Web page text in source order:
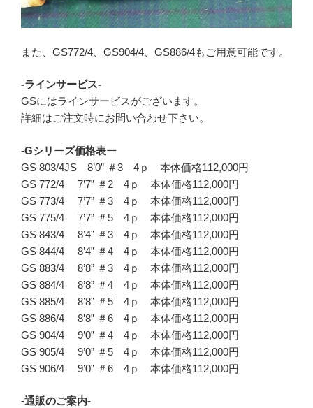
また、GS772/4、GS904/4、GS886/4もご用意可能です。
-ラインサービス-
GSにはラインサービスがございます。
詳細はご注文時にお問い合わせ下さい。
-Gシリーズ価格表ー
GS 803/4JS 8’0” ＃3 4ｐ 本体価格112,000円
GS 772/4 7’7” ＃2 4ｐ 本体価格112,000円
GS 773/4 7’7” ＃3 4ｐ 本体価格112,000円
GS 775/4 7’7” ＃5 4ｐ 本体価格112,000円
GS 843/4 8’4” ＃3 4ｐ 本体価格112,000円
GS 844/4 8’4” ＃4 4ｐ 本体価格112,000円
GS 883/4 8’8” ＃3 4ｐ 本体価格112,000円
GS 884/4 8’8” ＃4 4ｐ 本体価格112,000円
GS 885/4 8’8” ＃5 4ｐ 本体価格112,000円
GS 886/4 8’8” ＃6 4ｐ 本体価格112,000円
GS 904/4 9’0” ＃4 4ｐ 本体価格112,000円
GS 905/4 9’0” ＃5 4ｐ 本体価格112,000円
GS 906/4 9’0” ＃6 4ｐ 本体価格112,000円
-通販のご案内-